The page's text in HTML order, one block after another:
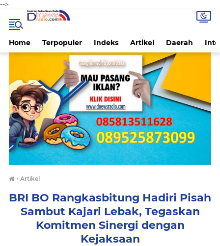
-->
Home Terpopuler Indeks Artikel Daerah
› Artikel
BRI BO Rangkasbitung Hadiri Pisah
Sambut Kajari Lebak, Tegaskan
Komitmen Sinergi dengan
Kejaksaan